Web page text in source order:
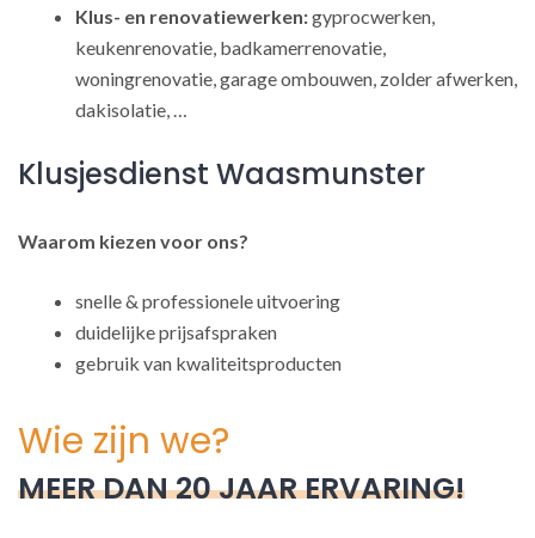
Klus- en renovatiewerken:gyprocwerken,
keukenrenovatie, badkamerrenovatie,
woningrenovatie, garage ombouwen, zolder afwerken,
dakisolatie, …
Klusjesdienst Waasmunster
Waarom kiezen voor ons?
snelle & professionele uitvoering
duidelijke prijsafspraken
gebruik van kwaliteitsproducten
Wie zijn we?
MEER DAN 20 JAAR ERVARING!